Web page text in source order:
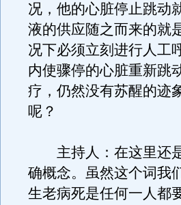
况，他的心脏停止跳动
液的供应随之而来的就
况下必须立刻进行人工
内使骤停的心脏重新跳
疗，仍然没有苏醒的迹
呢？
主持人：在这里还是
确概念。虽然这个词我
生老病死是任何一人都